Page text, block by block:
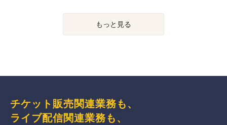
もっと見る
チケット販売関連業務も、
ライブ配信関連業務も、